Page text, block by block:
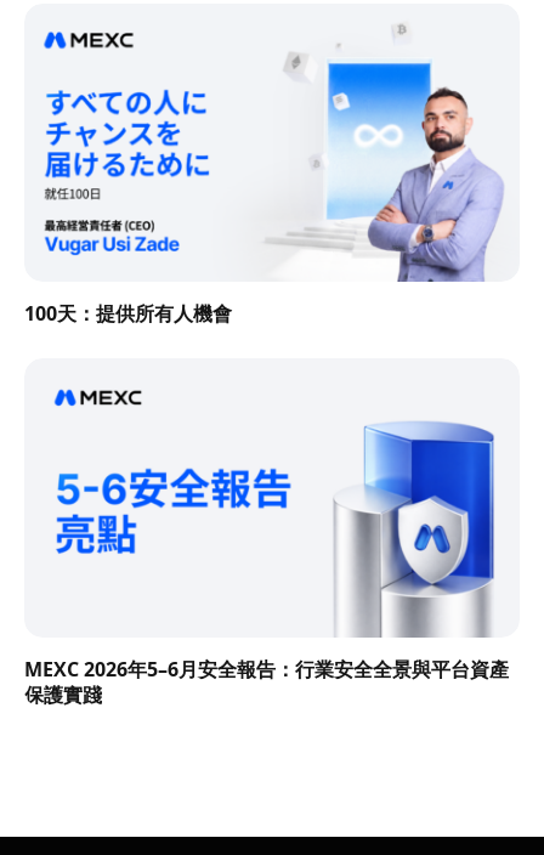
100天：提供所有人機會
MEXC 2026年5–6月安全報告：行業安全全景與平台資產
保護實踐